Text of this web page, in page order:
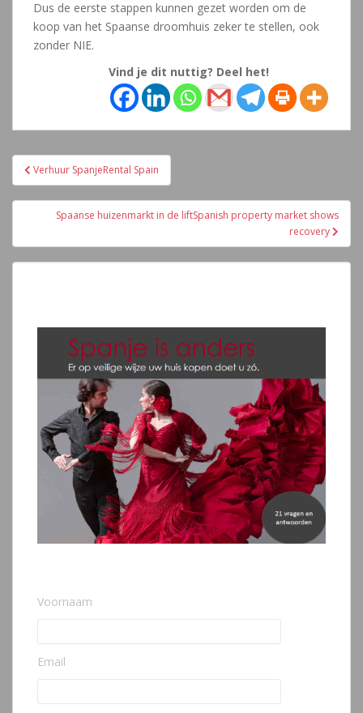
Dus de eerste stappen kunnen gezet worden om de
koop van het Spaanse droomhuis zeker te stellen, ook
zonder NIE.
Vind je dit nuttig? Deel het!
Navegación
de
entradas
Verhuur SpanjeRental Spain
Spaanse huizenmarkt in de liftSpanish property market shows
recovery
Voornaam
Email